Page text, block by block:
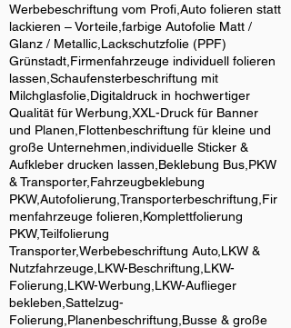
Werbebeschriftung vom Profi,Auto folieren statt
lackieren – Vorteile,farbige Autofolie Matt /
Glanz / Metallic,Lackschutzfolie (PPF)
Grünstadt,Firmenfahrzeuge individuell folieren
lassen,Schaufensterbeschriftung mit
Milchglasfolie,Digitaldruck in hochwertiger
Qualität für Werbung,XXL-Druck für Banner
und Planen,Flottenbeschriftung für kleine und
große Unternehmen,individuelle Sticker &
Aufkleber drucken lassen,Beklebung Bus,PKW
& Transporter,Fahrzeugbeklebung
PKW,Autofolierung,Transporterbeschriftung,Fir
menfahrzeuge folieren,Komplettfolierung
PKW,Teilfolierung
Transporter,Werbebeschriftung Auto,LKW &
Nutzfahrzeuge,LKW-Beschriftung,LKW-
Folierung,LKW-Werbung,LKW-Auflieger
bekleben,Sattelzug-
Folierung,Planenbeschriftung,Busse & große